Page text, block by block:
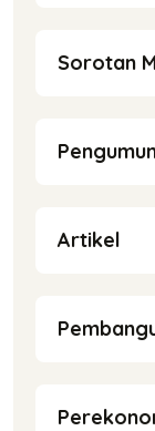
Sorotan
Artikel